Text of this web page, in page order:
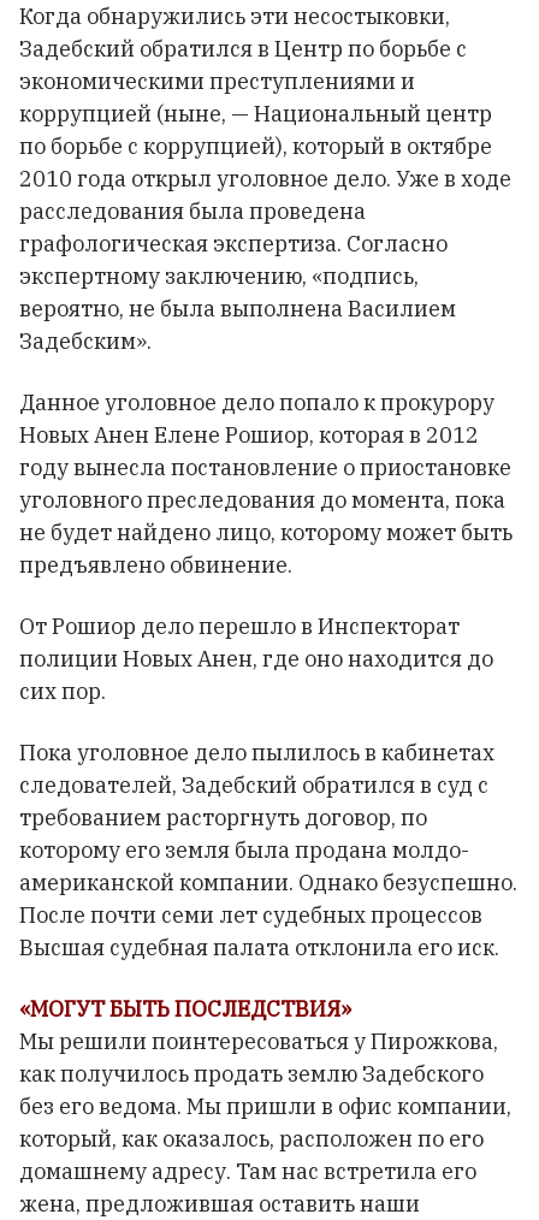
Когда обнаружились эти несостыковки,
Задебский обратился в Центр по борьбе с
экономическими преступлениями и
коррупцией (ныне, — Национальный центр
по борьбе с коррупцией), который в октябре
2010 года открыл уголовное дело. Уже в ходе
расследования была проведена
графологическая экспертиза. Согласно
экспертному заключению, «подпись,
вероятно, не была выполнена Василием
Задебским».
Данное уголовное дело попало к прокурору
Новых Анен Елене Рошиор, которая в 2012
году вынесла постановление о приостановке
уголовного преследования до момента, пока
не будет найдено лицо, которому может быть
предъявлено обвинение.
От Рошиор дело перешло в Инспекторат
полиции Новых Анен, где оно находится до
сих пор.
Пока уголовное дело пылилось в кабинетах
следователей, Задебский обратился в суд с
требованием расторгнуть договор, по
которому его земля была продана молдо-
американской компании. Однако безуспешно.
После почти семи лет судебных процессов
Высшая судебная палата отклонила его иск.
«МОГУТ БЫТЬ ПОСЛЕДСТВИЯ»
Мы решили поинтересоваться у Пирожкова,
как получилось продать землю Задебского
без его ведома. Мы пришли в офис компании,
который, как оказалось, расположен по его
домашнему адресу. Там нас встретила его
жена, предложившая оставить наши